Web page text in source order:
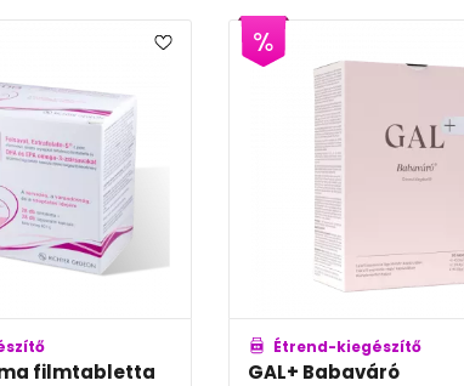
filmtabletta
Étrend-kiegészítő
GAL+ Babaváró